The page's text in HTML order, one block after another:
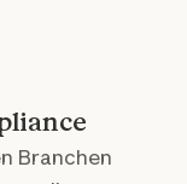
Branchen